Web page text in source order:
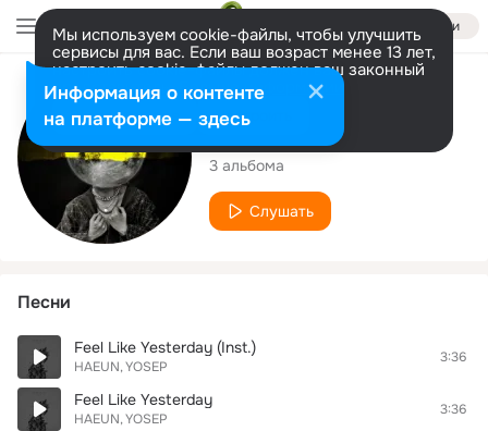
Войти
Мы используем cookie-файлы, чтобы улучшить
сервисы для вас. Если ваш возраст менее 13 лет,
настроить cookie-файлы должен ваш законный
представитель. Больше информации
Разрешить все Настроить
Исполнитель
YOSEP
3 альбома
Слушать
Песни
Feel Like Yesterday (Inst.)
HAEUN YOSEP
3:36
Feel Like Yesterday
HAEUN YOSEP
3:36
Информация о контенте
на платформе — здесь